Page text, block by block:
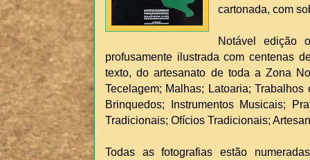
cartonada, com
Notável edição
profusamente ilustrada com centenas
texto, do artesanato de toda a Zona
Tecelagem; Malhas; Latoaria;
Brinquedos; Instrumentos Musicais;
Tradicionais; Ofícios Tradicionais;
Todas as fotografias estão